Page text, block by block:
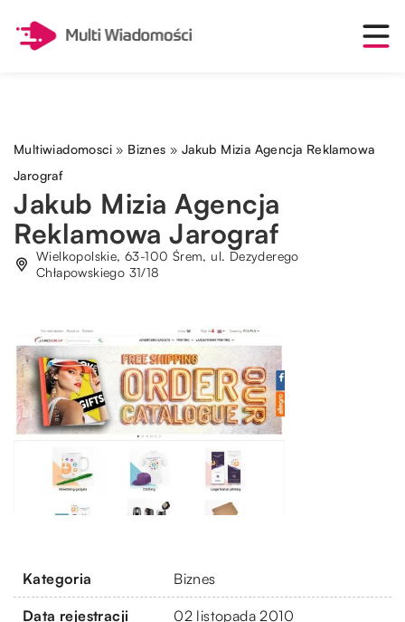
Multiwiadomosci » Biznes » Jakub Mizia Agencja Reklamowa
Jarograf
Jakub Mizia Agencja
Reklamowa Jarograf
Wielkopolskie, 63-100 Śrem, ul. Dezyderego
Chłapowskiego 31/18
Kategoria Biznes
Data rejestracji
02 listopada 2010